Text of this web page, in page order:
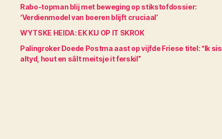
Rabo-topman blij met beweging op stikstofdossier:
‘Verdienmodel van boeren blijft cruciaal’
WYTSKE HEIDA: EK KIJ OP IT SKROK
Palingroker Doede Postma aast op vijfde Friese titel: “Ik sis
altyd, hout en sâlt meitsje it ferskil”